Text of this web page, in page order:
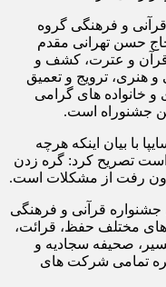
و فرهنگی گروه
حسن تهرانی مقدم
قرآن و عترت، کشف و
هنری، ترویج و تعمیق
خانواده های گرامی
جشنوراه است.
با بیان اینکه هرچه
است تصریح کرد: گره زدن
رفت از مشکلات است.
جشنواره قرآنی و فرهنگی
مختلف حفظ، قرائت،
صحیفه سجادیه و
تمامی شرکت های